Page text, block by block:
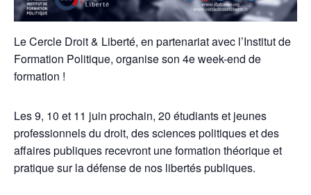
Le Cercle Droit & Liberté, en partenariat avec l’Institut de
Formation Politique, organise son 4e week-end de
formation !
Les 9, 10 et 11 juin prochain, 20 étudiants et jeunes
professionnels du droit, des sciences politiques et des
affaires publiques recevront une formation théorique et
pratique sur la défense de nos libertés publiques.